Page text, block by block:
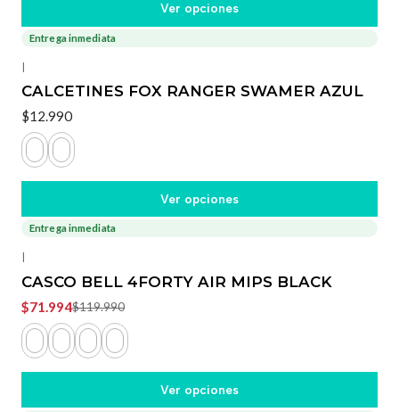
Ver opciones
Entrega inmediata
|
CALCETINES FOX RANGER SWAMER AZUL
$12.990
Ver opciones
Entrega inmediata
|
CASCO BELL 4FORTY AIR MIPS BLACK
$71.994$119.990
Ver opciones